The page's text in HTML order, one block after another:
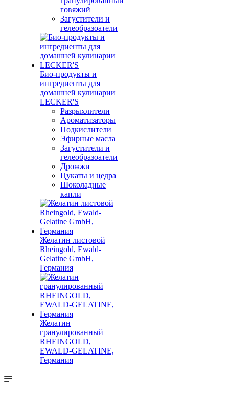
говяжий
Загустители и
гелеобразоатели
Био-продукты и
ингредиенты для
домашней кулинарии
LECKER'S
Разрыхлители
Ароматизаторы
Подкислители
Эфирные масла
Загустители и
гелеобразоатели
Дрожжи
Цукаты и цедра
Шоколадные
капли
Желатин листовой
Rheingold, Ewald-
Gelatine GmbH,
Германия
Желатин
гранулированный
RHEINGOLD,
EWALD-GELATINE,
Германия